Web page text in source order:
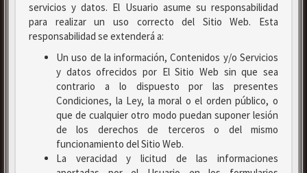
servicios y datos. El Usuario asume su responsabilidad
para realizar un uso correcto del Sitio Web. Esta
responsabilidad se extenderá a:
Un uso de la información, Contenidos y/o Servicios
y datos ofrecidos por El Sitio Web sin que sea
contrario a lo dispuesto por las presentes
Condiciones, la Ley, la moral o el orden público, o
que de cualquier otro modo puedan suponer lesión
de los derechos de terceros o del mismo
funcionamiento del Sitio Web.
La veracidad y licitud de las informaciones